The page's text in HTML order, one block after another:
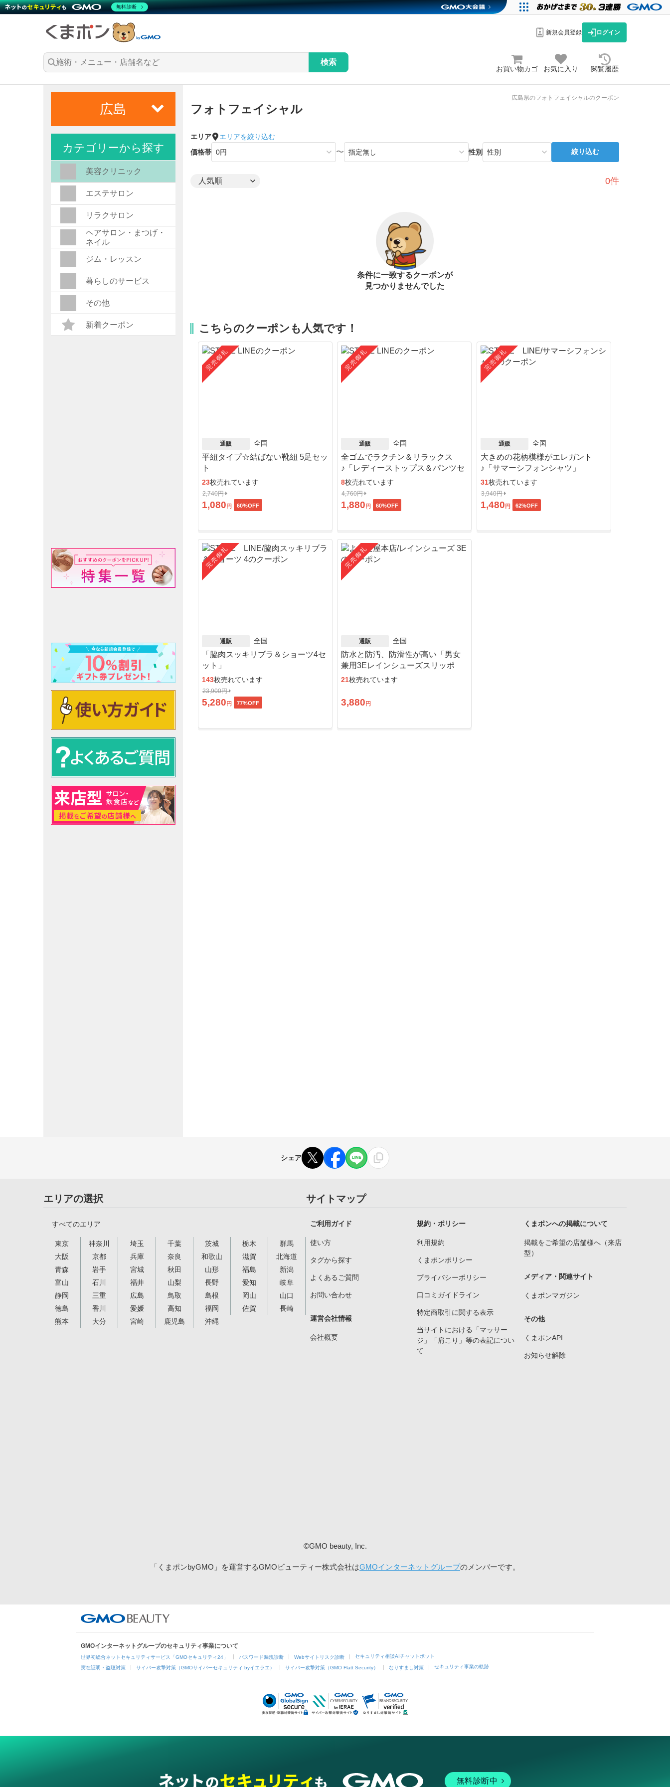
新規会員登録 ログイン
検索
お買い物カゴ お気に入り 閲覧履歴
広島県のフォトフェイシャルのクーポン
フォトフェイシャル
エリア
エリアを絞り込む
価格帯
〜 性別 絞り込む
0件
条件に一致するクーポンが
見つかりませんでした
こちらのクーポンも人気です！
完売御礼
通販 全国
平紐タイプ☆結ばない靴紐 5足セッ
ト
23枚売れています
2,740円
1,080 円 60%OFF
完売御礼
通販 全国
全ゴムでラクチン＆リラックス
♪「レディーストップス＆パンツセ
ット」
8枚売れています
4,760円
1,880 円 60%OFF
完売御礼
通販 全国
大きめの花柄模様がエレガント
♪「サマーシフォンシャツ」
31枚売れています
3,940円
1,480 円 62%OFF
完売御礼
通販 全国
「脇肉スッキリブラ＆ショーツ4セ
ット」
143枚売れています
23,900円
5,280 円 77%OFF
完売御礼
通販 全国
防水と防汚、防滑性が高い「男女
兼用3Eレインシューズスリッポ
ン」
21枚売れています
3,880 円
広島
カテゴリーから探す
美容クリニック
エステサロン
リラクサロン
ヘアサロン・まつげ・
ネイル
ジム・レッスン
暮らしのサービス
その他
新着クーポン
シェア
エリアの選択
すべてのエリア
東京 神奈川 埼玉 千葉 茨城 栃木
群馬
大阪
京都 兵庫 奈良 和歌山 滋賀
北海道
青森
岩手 宮城 秋田 山形 福島
新潟
富山
石川 福井 山梨 長野 愛知
岐阜
静岡
三重 広島 鳥取 島根 岡山
山口
徳島
香川 愛媛 高知 福岡 佐賀
長崎
熊本
大分 宮崎 鹿児島 沖縄
サイトマップ
ご利用ガイド
使い方
タグから探す
よくあるご質問
お問い合わせ
運営会社情報
会社概要
規約・ポリシー
利用規約
くまポンポリシー
プライバシーポリシー
口コミガイドライン
特定商取引に関する表示
当サイトにおける「マッサー
ジ」「肩こり」等の表記につい
て
くまポンへの掲載について
掲載をご希望の店舗様へ（来店
型）
メディア・関連サイト
くまポンマガジン
その他
くまポンAPI
お知らせ解除
©GMO beauty, Inc.
「くまポンbyGMO」を運営するGMOビューティー株式会社はGMOインターネットグループのメンバーです。
GMOインターネットグループのセキュリティ事業について
世界初総合ネットセキュリティサービス「GMOセキュリティ24」 パスワード漏洩診断 Webサイトリスク診断 セキュリティ相談AIチャットボット
実在証明・盗聴対策 サイバー攻撃対策（GMOサイバーセキュリティ byイエラエ） サイバー攻撃対策（GMO Flatt Security） なりすまし対策 セキュリティ事業の軌跡
無料診断中
無料診断